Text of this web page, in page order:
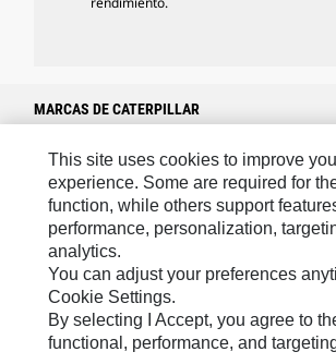
MARCAS DE CATERPILLAR
Caterpillar.com
Caterpillar Contacto
Mis Preferencias De Marketing
Site Map
Cookie Settings
This site uses cookies to improve
experience. Some are required for
function, while others support
performance, personalization,
analytics.
You can adjust your preferences
Cookie Settings.
By selecting I Accept, you agree to
functional, performance, and